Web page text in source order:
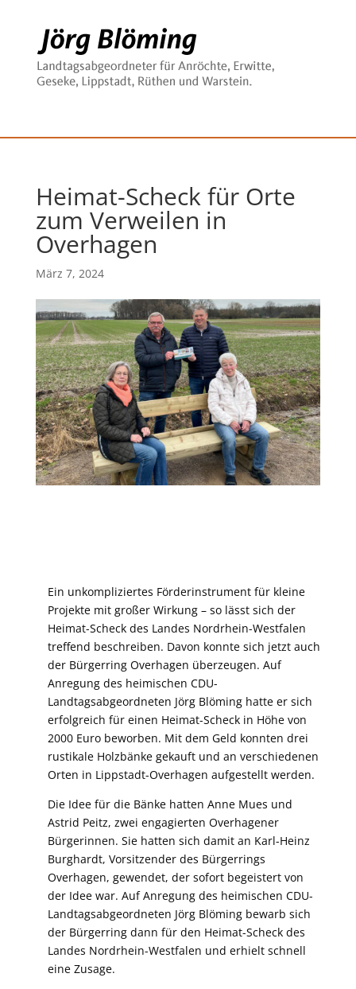
Heimat-Scheck für Orte
zum Verweilen in
Overhagen
März 7, 2024
Ein unkompliziertes Förderinstrument für kleine
Projekte mit großer Wirkung – so lässt sich der
Heimat-Scheck des Landes Nordrhein-Westfalen
treffend beschreiben. Davon konnte sich jetzt auch
der Bürgerring Overhagen überzeugen. Auf
Anregung des heimischen CDU-
Landtagsabgeordneten Jörg Blöming hatte er sich
erfolgreich für einen Heimat-Scheck in Höhe von
2000 Euro beworben. Mit dem Geld konnten drei
rustikale Holzbänke gekauft und an verschiedenen
Orten in Lippstadt-Overhagen aufgestellt werden.
Die Idee für die Bänke hatten Anne Mues und
Astrid Peitz, zwei engagierten Overhagener
Bürgerinnen. Sie hatten sich damit an Karl-Heinz
Burghardt, Vorsitzender des Bürgerrings
Overhagen, gewendet, der sofort begeistert von
der Idee war. Auf Anregung des heimischen CDU-
Landtagsabgeordneten Jörg Blöming bewarb sich
der Bürgerring dann für den Heimat-Scheck des
Landes Nordrhein-Westfalen und erhielt schnell
eine Zusage.